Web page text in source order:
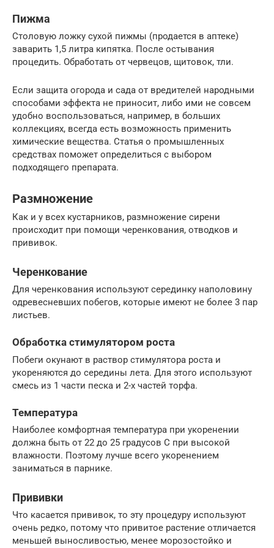
Пижма
Столовую ложку сухой пижмы (продается в аптеке)
заварить 1,5 литра кипятка. После остывания
процедить. Обработать от червецов, щитовок, тли.
Если защита огорода и сада от вредителей народными
способами эффекта не приносит, либо ими не совсем
удобно воспользоваться, например, в больших
коллекциях, всегда есть возможность применить
химические вещества. Статья о промышленных
средствах поможет определиться с выбором
подходящего препарата.
Размножение
Как и у всех кустарников, размножение сирени
происходит при помощи черенкования, отводков и
прививок.
Черенкование
Для черенкования используют серединку наполовину
одревесневших побегов, которые имеют не более 3 пар
листьев.
Обработка стимулятором роста
Побеги окунают в раствор стимулятора роста и
укореняются до середины лета. Для этого используют
смесь из 1 части песка и 2-х частей торфа.
Температура
Наиболее комфортная температура при укоренении
должна быть от 22 до 25 градусов С при высокой
влажности. Поэтому лучше всего укоренением
заниматься в парнике.
Прививки
Что касается прививок, то эту процедуру используют
очень редко, потому что привитое растение отличается
меньшей выносливостью, менее морозостойко и